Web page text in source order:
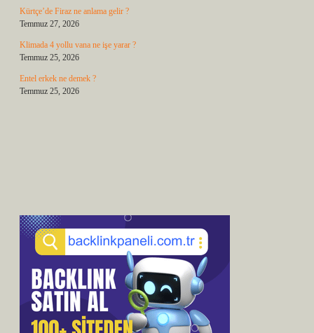
Kürtçe’de Firaz ne anlama gelir ?
Temmuz 27, 2026
Klimada 4 yollu vana ne işe yarar ?
Temmuz 25, 2026
Entel erkek ne demek ?
Temmuz 25, 2026